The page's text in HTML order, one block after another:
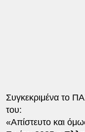
Συγκεκριμένα το
του:
«Απίστευτο και